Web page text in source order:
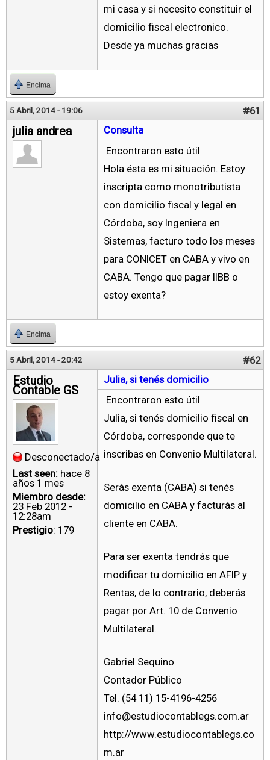
mi casa y si necesito constituir el
domicilio fiscal electronico.
Desde ya muchas gracias
Encima
5 Abril, 2014 - 19:06 #61
julia andrea
Consulta
Encontraron esto útil
Hola ésta es mi situación. Estoy
inscripta como monotributista
con domicilio fiscal y legal en
Córdoba, soy Ingeniera en
Sistemas, facturo todo los meses
para CONICET en CABA y vivo en
CABA. Tengo que pagar IIBB o
estoy exenta?
Encima
5 Abril, 2014 - 20:42 #62
Estudio
Contable GS
Desconectado/a
Last seen: hace 8
años 1 mes
Miembro desde:
23 Feb 2012 -
12:28am
Prestigio: 179
Julia, si tenés domicilio
Encontraron esto útil
Julia, si tenés domicilio fiscal en
Córdoba, corresponde que te
inscribas en Convenio Multilateral.
Serás exenta (CABA) si tenés
domicilio en CABA y facturás al
cliente en CABA.
Para ser exenta tendrás que
modificar tu domicilio en AFIP y
Rentas, de lo contrario, deberás
pagar por Art. 10 de Convenio
Multilateral.
Gabriel Sequino
Contador Público
Tel. (54 11) 15-4196-4256
info@estudiocontablegs.com.ar
http://www.estudiocontablegs.co
m.ar